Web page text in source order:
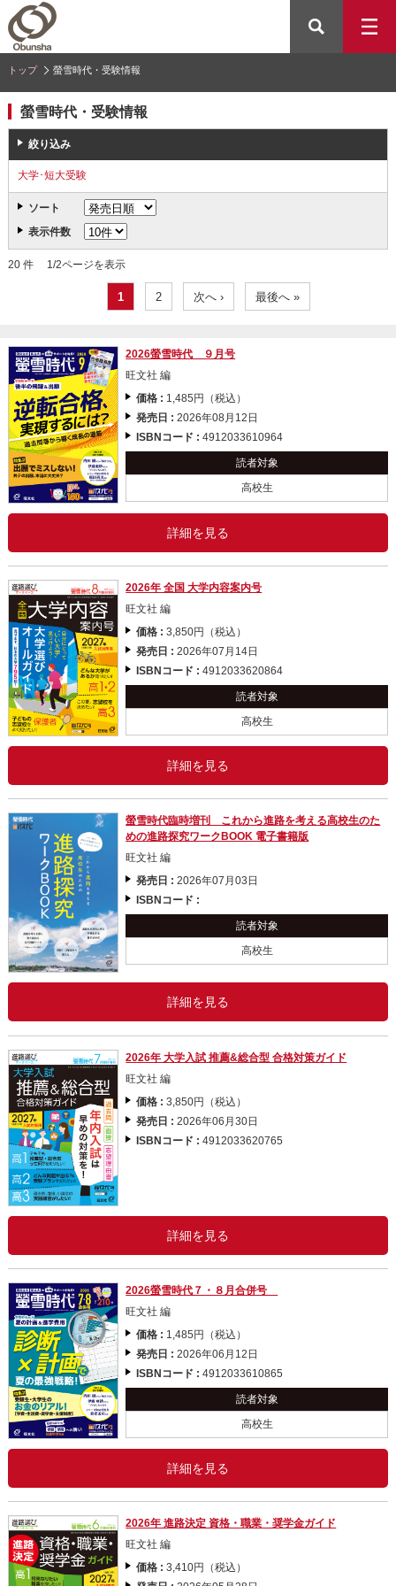
トップ 螢雪時代・受験情報
螢雪時代・受験情報
絞り込み
大学･短大受験
ソート
表示件数
20 件 1/2ページを表示
1 2 次へ › 最後へ »
2026螢雪時代 ９月号
旺文社 編
価格 : 1,485円（税込）
発売日 :2026年08月12日
ISBNコード :4912033610964
読者対象
高校生
詳細を見る
2026年 全国 大学内容案内号
旺文社 編
価格 :3,850円（税込）
発売日 :2026年07月14日
ISBNコード :4912033620864
読者対象
高校生
詳細を見る
螢雪時代臨時増刊 これから進路を考える高校生のた
めの進路探究ワークBOOK 電子書籍版
旺文社 編
発売日 :2026年07月03日
ISBNコード :
読者対象
高校生
詳細を見る
2026年 大学入試 推薦&総合型 合格対策ガイド
旺文社 編
価格 :3,850円（税込）
発売日 :2026年06月30日
ISBNコード :4912033620765
詳細を見る
2026螢雪時代７・８月合併号
旺文社 編
価格 : 1,485円（税込）
発売日 :2026年06月12日
ISBNコード :4912033610865
読者対象
高校生
詳細を見る
2026年 進路決定 資格・職業・奨学金ガイド
旺文社 編
価格 :3,410円（税込）